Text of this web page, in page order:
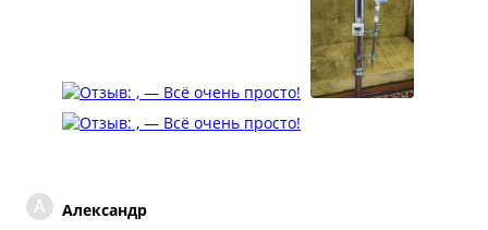
А Александр